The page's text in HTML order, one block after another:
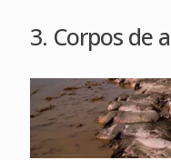
3. Corpos de